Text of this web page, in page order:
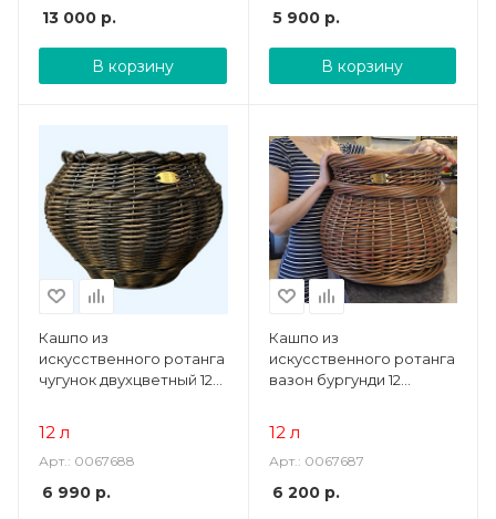
13 000 р.
В корзину
5 900р.
В корзину
Кашпо из
искусственного ротанга
чугунок двухцветный 12
12 л
Арт.: 0067688
6 990 р.
Кашпо из
искусственного ротанга
вазон бургунди 12
12 л
Арт.: 0067687
6 200р.